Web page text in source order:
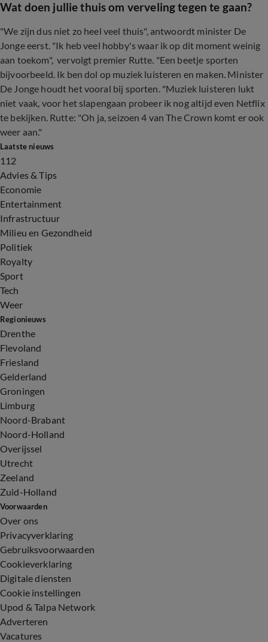
Wat doen jullie thuis om verveling tegen te gaan?
"We zijn dus niet zo heel veel thuis", antwoordt minister De
Jonge eerst. "Ik heb veel hobby's waar ik op dit moment weinig
aan toekom", vervolgt premier Rutte. "Een beetje sporten
bijvoorbeeld. Ik ben dol op muziek luisteren en maken. Minister
De Jonge houdt het vooral bij sporten. "Muziek luisteren lukt
niet vaak, voor het slapengaan probeer ik nog altijd even Netflix
te bekijken. Rutte: "Oh ja, seizoen 4 van The Crown komt er ook
weer aan."
Laatste nieuws
112
Advies & Tips
Economie
Entertainment
Infrastructuur
Milieu en Gezondheid
Politiek
Royalty
Sport
Tech
Weer
Regionieuws
Drenthe
Flevoland
Friesland
Gelderland
Groningen
Limburg
Noord-Brabant
Noord-Holland
Overijssel
Utrecht
Zeeland
Zuid-Holland
Voorwaarden
Over ons
Privacyverklaring
Gebruiksvoorwaarden
Cookieverklaring
Digitale diensten
Cookie instellingen
Upod & Talpa Network
Adverteren
Vacatures